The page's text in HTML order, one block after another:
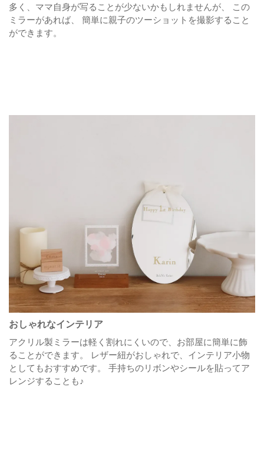
多く、ママ自身が写ることが少ないかもしれませんが、
この
ミラーがあれば、 簡単に親子のツーショットを撮影すること
ができます。
おしゃれなインテリア
アクリル製ミラーは軽く割れにくいので、お部屋に簡単に飾
ることができます。
レザー紐がおしゃれで、インテリア小物
としてもおすすめです。
手持ちのリボンやシールを貼ってア
レンジすることも♪